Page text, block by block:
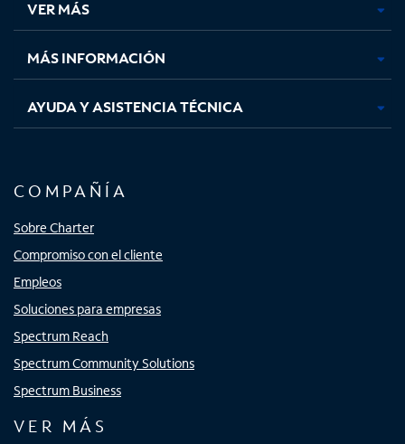
pestaña
nueva
pestaña
nueva
pestaña
nuevanueva
VER MÁS
MÁS INFORMACIÓN
AYUDA Y ASISTENCIA TÉCNICA
COMPAÑÍA
Sobre Charter
Compromiso con el cliente
Empleos
Soluciones para empresas
Spectrum Reach
Spectrum Community Solutions
Spectrum Business
VER MÁS